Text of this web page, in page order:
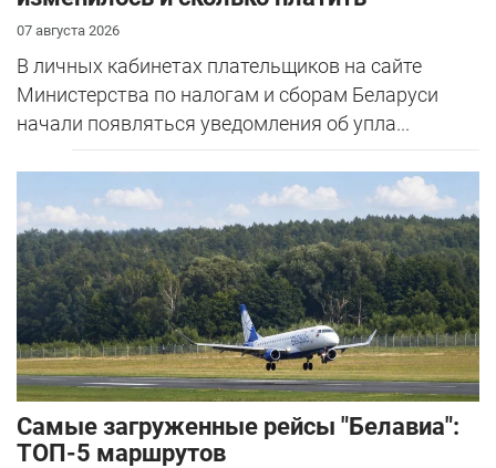
07 августа 2026
В личных кабинетах плательщиков на сайте
Министерства по налогам и сборам Беларуси
начали появляться уведомления об упла...
Самые загруженные рейсы "Белавиа":
ТОП-5 маршрутов